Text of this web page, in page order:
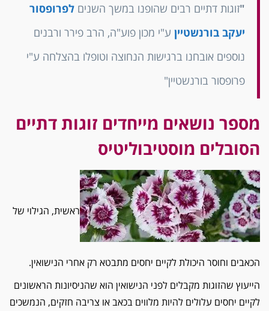
"זוגות דתיים רבים שהופנו במשך השנים לפרופסור
יעקב בורנשטיין ע"י מכון פוע"ה, הרב פירר ורבנים
נוספים אובחנו ברגישות הנחוצה וטופלו בהצלחה ע"י
פרופסור בורנשטיין"
מספר נושאים מייחדים זוגות דתיים
הסובלים מוסטיבוליטיס
ראשית, הגילוי של
הכאבים וחוסר היכולת לקיים יחסים מתבטא רק אחרי הנישואין.
הייעוץ שהזוגות מקבלים לפני הנישואין הוא שהניסיונות הראשונים
לקיים יחסים עלולים להיות מלווים בכאב או צריבה חזקים, הנמשכים